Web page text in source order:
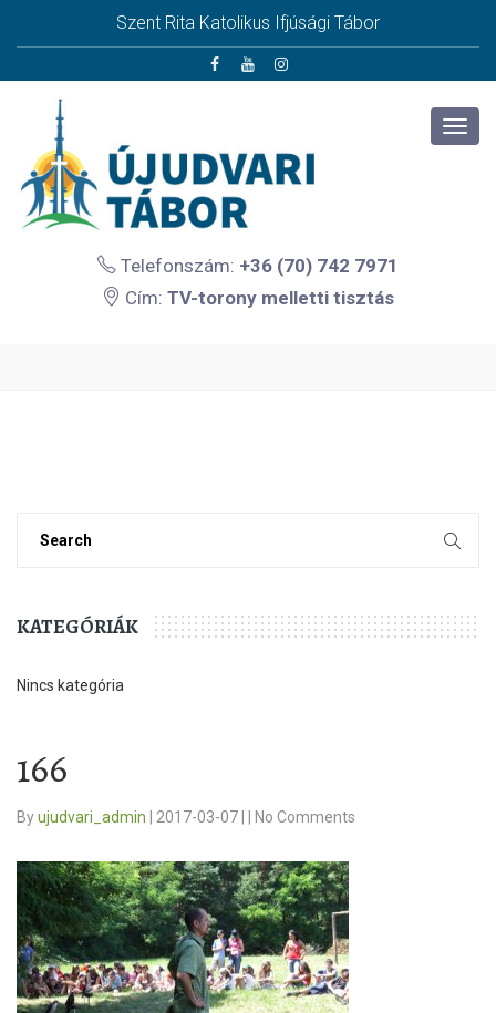
Szent Rita Katolikus Ifjúsági Tábor
Telefonszám: +36 (70) 742 7971
Cím: TV-torony melletti tisztás
KATEGÓRIÁK
Nincs kategória
166
Byujudvari_admin 2017-03-07 No Comments